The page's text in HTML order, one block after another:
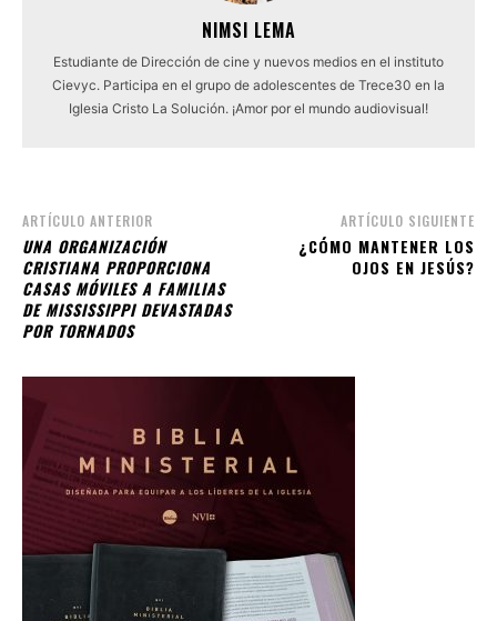
NIMSI LEMA
Estudiante de Dirección de cine y nuevos medios en el instituto
Cievyc. Participa en el grupo de adolescentes de Trece30 en la
Iglesia Cristo La Solución. ¡Amor por el mundo audiovisual!
ARTÍCULO ANTERIOR
UNA ORGANIZACIÓN
CRISTIANA PROPORCIONA
CASAS MÓVILES A FAMILIAS
DE MISSISSIPPI DEVASTADAS
POR TORNADOS
ARTÍCULO SIGUIENTE
¿CÓMO MANTENER LOS
OJOS EN JESÚS?